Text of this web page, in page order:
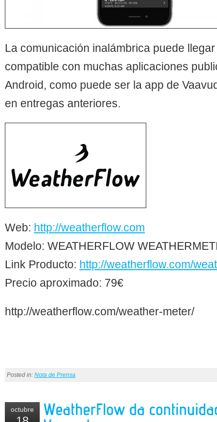
La comunicación inalámbrica puede
compatible con muchas aplicaciones
Android, como puede ser la app de
en entregas anteriores.
Web: http://weatherflow.com
Modelo: WEATHERFLOW
Link Producto: http://weatherflow.com/
Precio aproximado: 79€
http://weatherflow.com/weather-meter/
Posted in: Nota de Prensa
octubre